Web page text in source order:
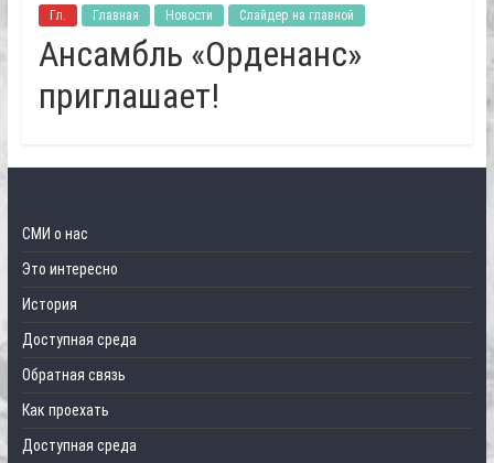
Гл. Главная Новости Слайдер на главной
Ансамбль «Орденанс»
приглашает!
СМИ о нас
Это интересно
История
Доступная среда
Обратная связь
Как проехать
Доступная среда